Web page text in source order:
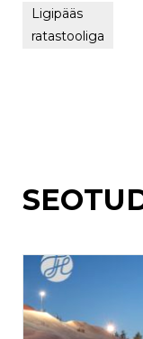
Ligipääs
ratastooliga